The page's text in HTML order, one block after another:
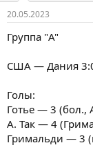
20.05.2023
Группа "A"
США — Дания
Голы:
Готье — 3 (бол.,
А. Так — 4
Гримальди — 3